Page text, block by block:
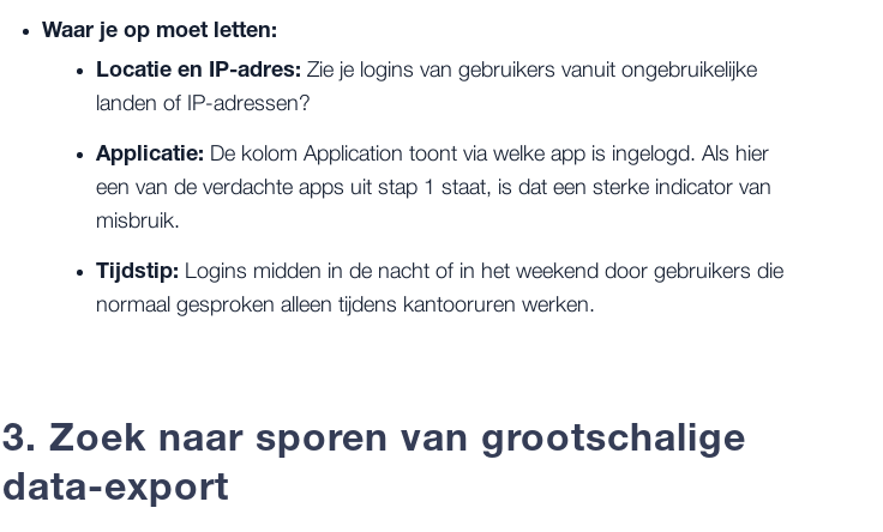
Waar je op moet letten:
Locatie en IP-adres: Zie je logins van gebruikers vanuit ongebruikelijke
landen of IP-adressen?
Applicatie: De kolom Application toont via welke app is ingelogd. Als hier
een van de verdachte apps uit stap 1 staat, is dat een sterke indicator van
misbruik.
Tijdstip: Logins midden in de nacht of in het weekend door gebruikers die
normaal gesproken alleen tijdens kantooruren werken.
3. Zoek naar sporen van grootschalige
data-export